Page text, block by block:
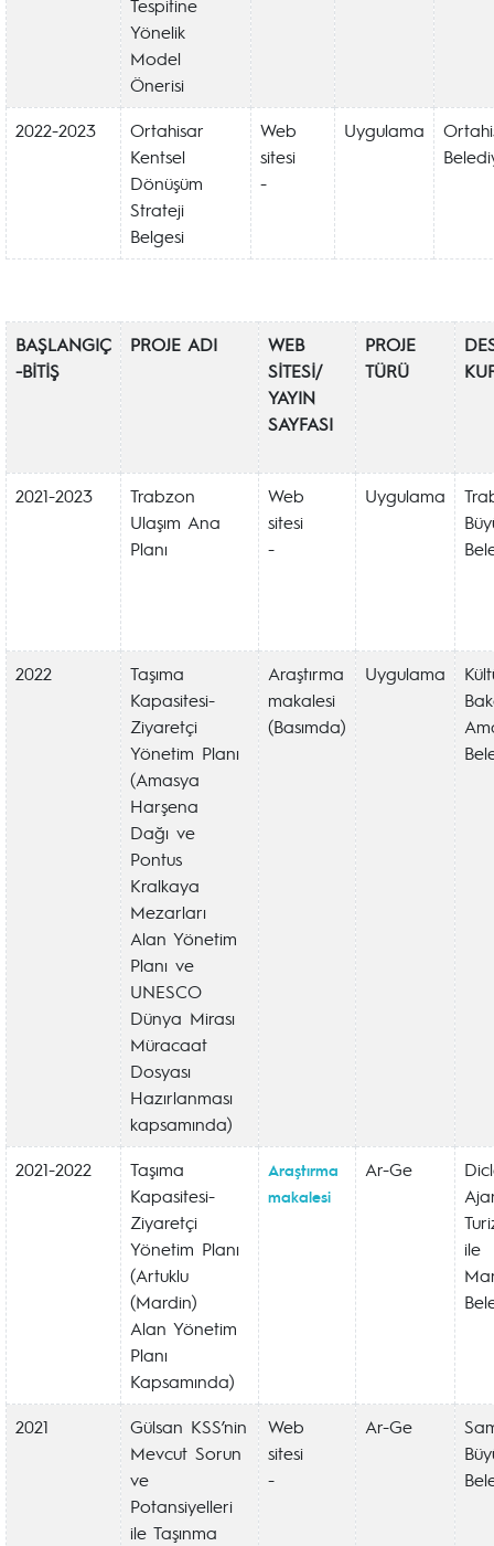
Tespitine
Yönelik
Model
Önerisi
2022-2023
Ortahisar
Kentsel
Dönüşüm
Strateji
Belgesi
Web
sitesi
-
Uygulama
BAŞLANGIÇ
-BİTİŞ
PROJE ADI
WEB
SİTESİ/
YAYIN
SAYFASI
PROJE
TÜRÜ
2021-2023
Trabzon
Ulaşım Ana
Planı
Web
sitesi
-
Uygulama
2022
Taşıma
Kapasitesi-
Ziyaretçi
Yönetim Planı
(Amasya
Harşena
Dağı ve
Pontus
Kralkaya
Mezarları
Alan Yönetim
Planı ve
UNESCO
Dünya Mirası
Müracaat
Dosyası
Hazırlanması
kapsamında)
Araştırma
makalesi
(Basımda)
Uygulama
2021-2022
Taşıma
Kapasitesi-
Ziyaretçi
Yönetim Planı
(Artuklu
(Mardin)
Alan Yönetim
Planı
Kapsamında)
Araştırma
makalesi
Ar-Ge
ile
2021
Gülsan KSS’nin
Mevcut Sorun
ve
Potansiyelleri
ile Taşınma
Web
sitesi
-
Ar-Ge